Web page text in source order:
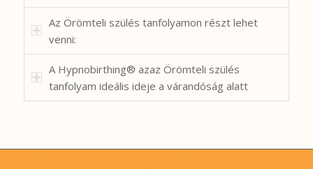
Az Örömteli szülés tanfolyamon részt lehet
venni:
A Hypnobirthing® azaz Örömteli szülés
tanfolyam ideális ideje a várandóság alatt